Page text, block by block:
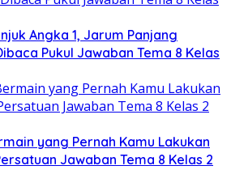
Angka 1, Jarum Panjang
Pukul Jawaban Tema 8 Kelas
yang Pernah Kamu Lakukan
Jawaban Tema 8 Kelas 2